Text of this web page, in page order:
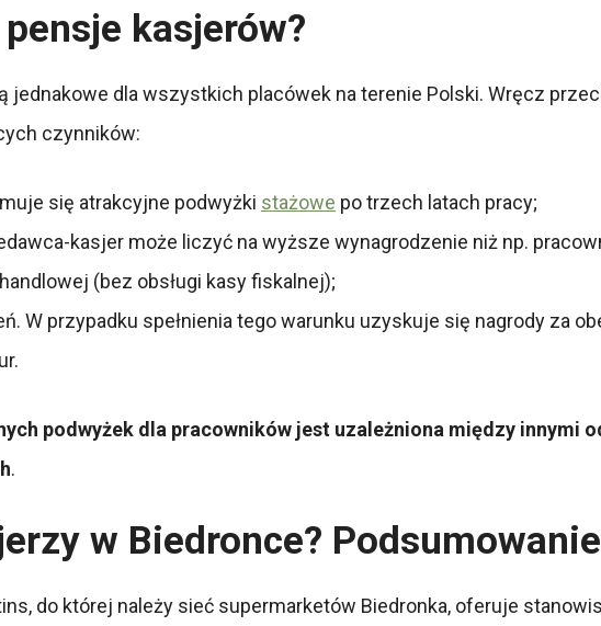
kasjerów?
jednakowe dla wszystkich placówek na terenie Polski. Wręcz
czynników:
się atrakcyjne podwyżki stażowe po trzech latach pracy;
kasjer może liczyć na wyższe wynagrodzenie niż np.
(bez obsługi kasy fiskalnej);
W przypadku spełnienia tego warunku uzyskuje się nagrody za
podwyżek dla pracowników jest uzależniona między innymi
.
w Biedronce? Podsumowanie
do której należy sieć supermarketów Biedronka, oferuje